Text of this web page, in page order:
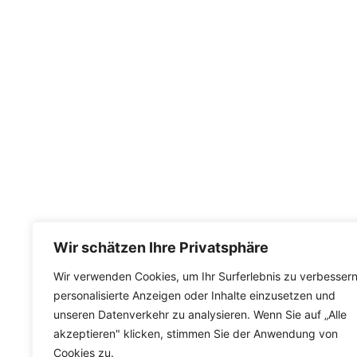
Wir schätzen Ihre Privatsphäre
Wir verwenden Cookies, um Ihr Surferlebnis zu
personalisierte Anzeigen oder Inhalte einzusetzen und
unseren Datenverkehr zu analysieren. Wenn Sie auf „Alle
akzeptieren" klicken, stimmen Sie der Anwendung von
Cookies zu.